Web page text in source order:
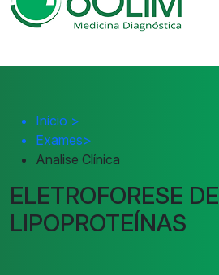
Início >
Exames>
Analise Clínica
ELETROFORESE DE
LIPOPROTEÍNAS